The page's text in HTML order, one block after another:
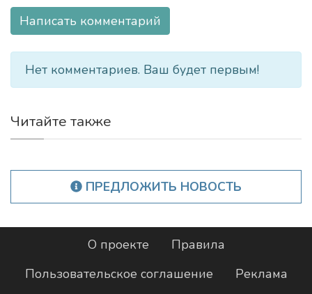
Написать комментарий
Нет комментариев. Ваш будет первым!
Читайте также
ПРЕДЛОЖИТЬ НОВОСТЬ
О проекте
Правила
Пользовательское соглашение
Реклама